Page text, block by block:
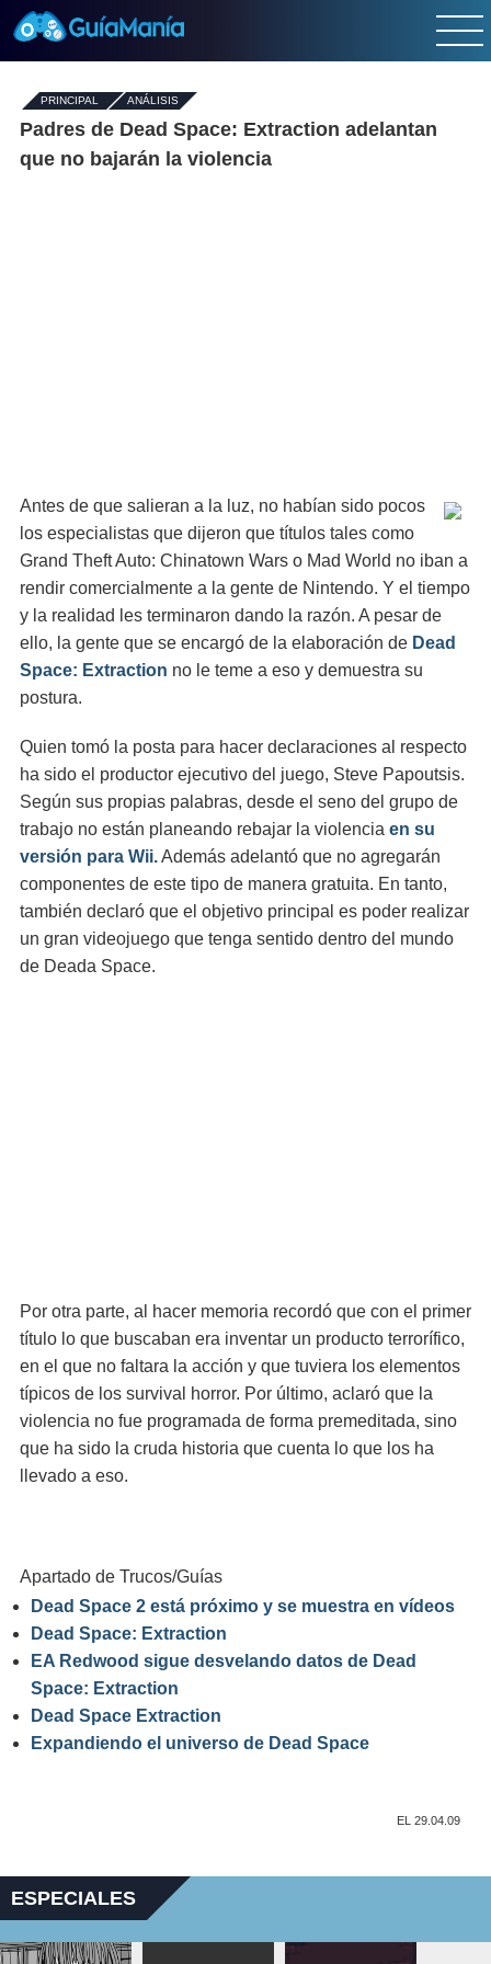
PRINCIPAL - ANÁLISIS
Padres de Dead Space: Extraction adelantan
que no bajarán la violencia
Antes de que salieran a la luz, no habían sido pocos
los especialistas que dijeron que títulos tales como
Grand Theft Auto: Chinatown Wars o Mad World no iban a
rendir comercialmente a la gente de Nintendo. Y el tiempo
y la realidad les terminaron dando la razón. A pesar de
ello, la gente que se encargó de la elaboración de Dead
Space: Extraction no le teme a eso y demuestra su
postura.
Quien tomó la posta para hacer declaraciones al respecto
ha sido el productor ejecutivo del juego, Steve Papoutsis.
Según sus propias palabras, desde el seno del grupo de
trabajo no están planeando rebajar la violencia en su
versión para Wii.Además adelantó que no agregarán
componentes de este tipo de manera gratuita. En tanto,
también declaró que el objetivo principal es poder realizar
un gran videojuego que tenga sentido dentro del mundo
de Deada Space.
Por otra parte, al hacer memoria recordó que con el primer
título lo que buscaban era inventar un producto terrorífico,
en el que no faltara la acción y que tuviera los elementos
típicos de los survival horror. Por último, aclaró que la
violencia no fue programada de forma premeditada, sino
que ha sido la cruda historia que cuenta lo que los ha
llevado a eso.
Apartado de Trucos/Guías
Dead Space 2 está próximo y se muestra en vídeos
Dead Space: Extraction
EA Redwood sigue desvelando datos de Dead
Space: Extraction
Dead Space Extraction
Expandiendo el universo de Dead Space
EL 29.04.09
ESPECIALES